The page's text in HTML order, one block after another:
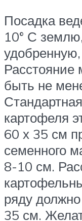
Посадка
10° С
быть не
картофеля
60 х 35 см
семенного
8-10 см.
ряду
35 см.